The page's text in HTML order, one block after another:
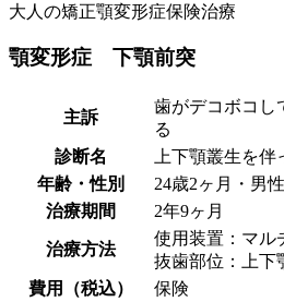
大人の矯正顎変形症保険治療
顎変形症 下顎前突
主訴
歯がデコボコし
る
診断名
上下顎叢生を
年齢・性別
24歳2ヶ月・男性
治療期間
2年9ヶ月
治療方法
使用装置：マル
抜歯部位：上下
費用（税込）
保険